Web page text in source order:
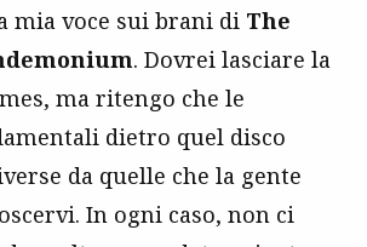
mia voce sui brani di The
. Dovrei lasciare la
ma ritengo che le
dietro quel disco
da quelle che la gente
In ogni caso, non ci